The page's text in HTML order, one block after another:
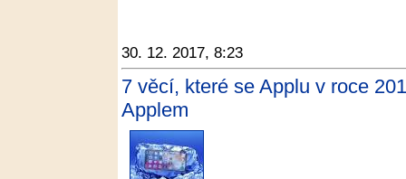
30. 12. 2017, 8:23
7 věcí, které se Applu v roce
Applem